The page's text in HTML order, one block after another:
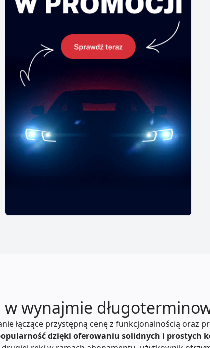
wynajmie
łączące przystępną cenę z funkcjonalnością oraz
dzięki oferowaniu solidnych i prostych